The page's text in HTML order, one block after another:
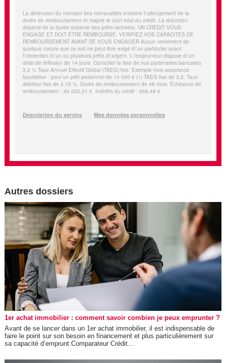
Autres dossiers
1er achat immobilier : comment savoir combien je peux emprunter ?
Avant de se lancer dans un 1er achat immobilier, il est indispensable de
faire le point sur son besoin en financement et plus particulièrement sur
sa capacité d’emprunt.Comparateur Crédit...